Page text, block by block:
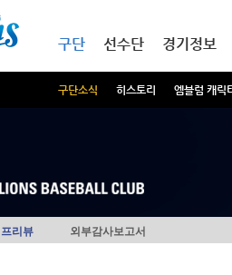
구단
구단소식 히스토리 엠블럼 캐릭
선수단 경기정보
프리뷰 외부감사보고서